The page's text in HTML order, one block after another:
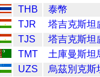
THB
泰幣
TJR
塔吉克斯坦
TJS
塔吉克斯坦
TMT
土庫曼斯坦
UZS
烏茲別克斯